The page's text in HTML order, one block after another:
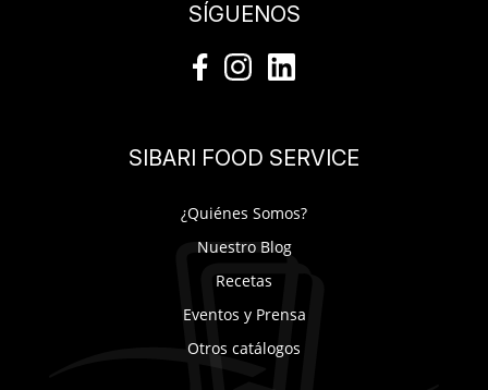
SÍGUENOS
SIBARI FOOD SERVICE
¿Quiénes Somos?
Nuestro Blog
Recetas
Eventos y Prensa
Otros catálogos